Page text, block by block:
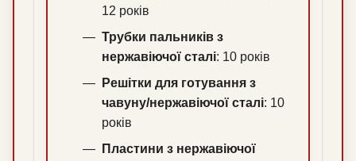
12 років
Трубки пальників з
нержавіючої сталі: 10 років
Решітки для готування з
чавуну/нержавіючої сталі: 10
років
Пластини з нержавіючої